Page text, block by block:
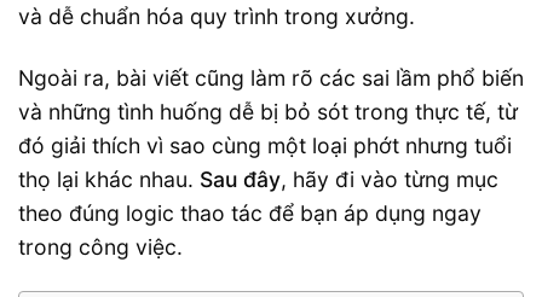
và dễ chuẩn hóa quy trình trong xưởng.
Ngoài ra, bài viết cũng làm rõ các sai lầm phổ biến
và những tình huống dễ bị bỏ sót trong thực tế, từ
đó giải thích vì sao cùng một loại phớt nhưng tuổi
thọ lại khác nhau. Sau đây, hãy đi vào từng mục
theo đúng logic thao tác để bạn áp dụng ngay
trong công việc.